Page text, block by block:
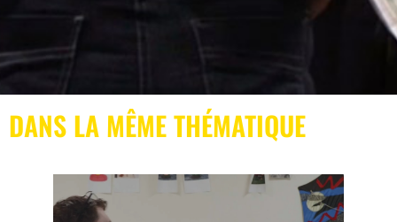
DANS LA MÊME THÉMATIQUE